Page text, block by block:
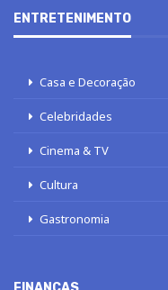
ENTRETENIMENTO
Casa e Decoração
Celebridades
Cinema & TV
Cultura
Gastronomia